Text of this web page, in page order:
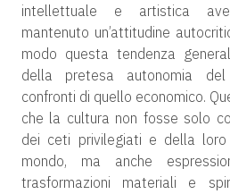
intellettuale e artistica
mantenuto un’attitudine
modo questa tendenza
della pretesa autonomia
confronti di quello economico.
che la cultura non fosse solo
dei ceti privilegiati e della
mondo, ma anche
trasformazioni materiali e